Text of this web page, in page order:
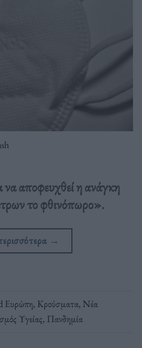
αποφευχθεί η ανάγκη
το φθινόπωρο».
→
Ευρώπη, Κρούσματα, Νέα
Υγείας, Πανδημία